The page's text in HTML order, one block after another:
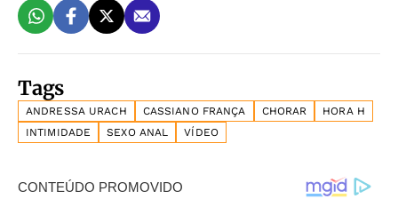
Tags
ANDRESSA URACH CASSIANO FRANÇA CHORAR
HORA H
INTIMIDADE
SEXO ANAL VÍDEO